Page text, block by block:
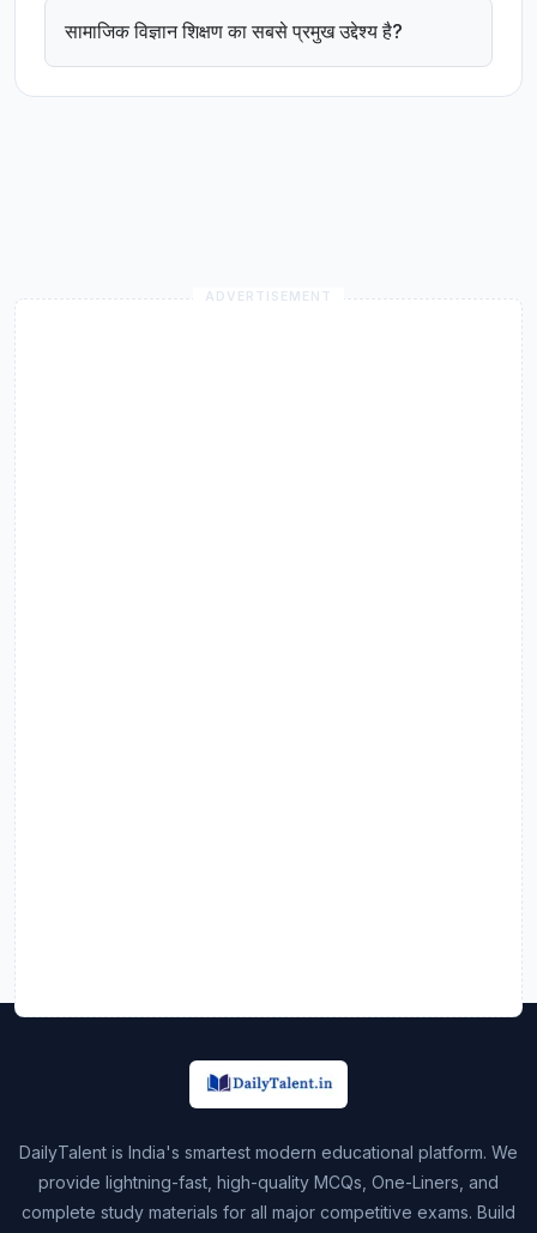
सामाजिक विज्ञान शिक्षण का सबसे प्रमुख उद्देश्य है?
DailyTalent is India's smartest modern educational platform. We
provide lightning-fast, high-quality MCQs, One-Liners, and
complete study materials for all major competitive exams. Build